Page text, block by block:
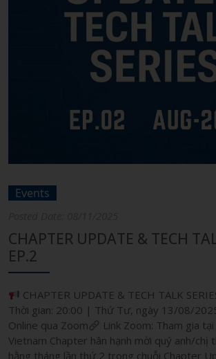
Events
CHAPTER UPDATE & TECH
EP.2
CHAPTER UPDATE & TECH TALK
Thời gian: 20:00 | Thứ Tư, ngày 13/08/
Online qua Zoom
Link Zoom: Tham gia tại
Vietnam Chapter hân hạnh mời quý anh/chị
hằng tháng lần thứ 2 trong chuỗi Chapter